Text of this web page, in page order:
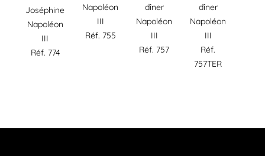
Joséphine
Napoléon
III
Réf. 774
Napoléon
III
Réf. 755
dîner
Napoléon
III
Réf. 757
dîner
Napoléon
III
Réf.
757TER